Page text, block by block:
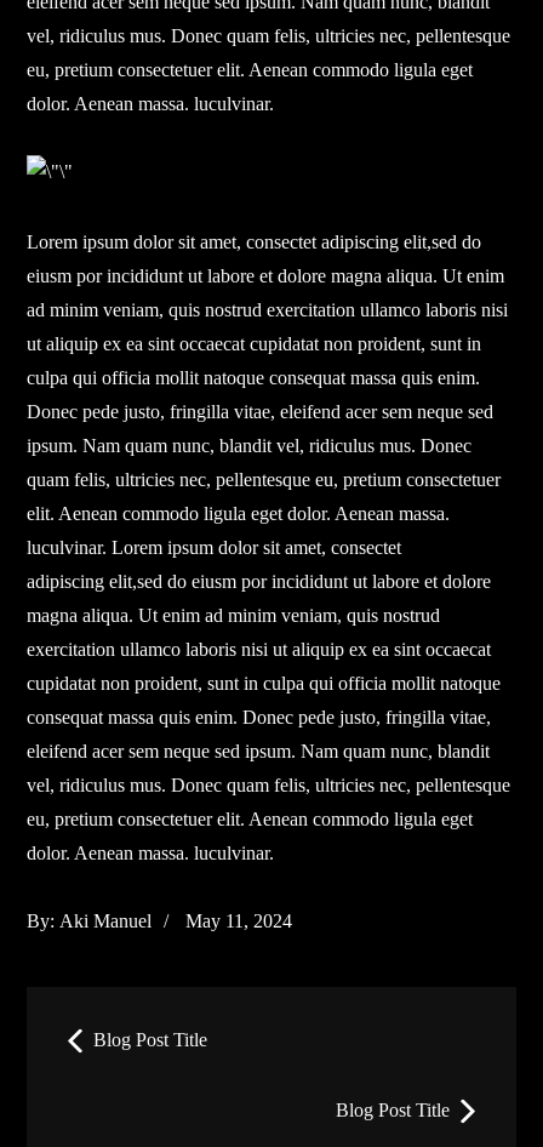
vel, ridiculus mus. Donec quam felis, ultricies nec, pellentesque
eu, pretium consectetuer elit. Aenean commodo ligula eget
dolor. Aenean massa. luculvinar.
Lorem ipsum dolor sit amet, consectet adipiscing elit,sed do
eiusm por incididunt ut labore et dolore magna aliqua. Ut enim
ad minim veniam, quis nostrud exercitation ullamco laboris nisi
ut aliquip ex ea sint occaecat cupidatat non proident, sunt in
culpa qui officia mollit natoque consequat massa quis enim.
Donec pede justo, fringilla vitae, eleifend acer sem neque sed
ipsum. Nam quam nunc, blandit vel, ridiculus mus. Donec
quam felis, ultricies nec, pellentesque eu, pretium consectetuer
elit. Aenean commodo ligula eget dolor. Aenean massa.
luculvinar. Lorem ipsum dolor sit amet, consectet
adipiscing elit,sed do eiusm por incididunt ut labore et dolore
magna aliqua. Ut enim ad minim veniam, quis nostrud
exercitation ullamco laboris nisi ut aliquip ex ea sint occaecat
cupidatat non proident, sunt in culpa qui officia mollit natoque
consequat massa quis enim. Donec pede justo, fringilla vitae,
eleifend acer sem neque sed ipsum. Nam quam nunc, blandit
vel, ridiculus mus. Donec quam felis, ultricies nec, pellentesque
eu, pretium consectetuer elit. Aenean commodo ligula eget
dolor. Aenean massa. luculvinar.
By: Aki Manuel
Posted
May 11, 2024
PostBlog Post Title
Blog Post Title